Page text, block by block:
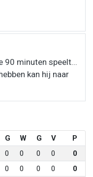
90 minuten speelt...
kan hij naar
G W G V
P
0 0 0 0
0
0 0 0 0
0